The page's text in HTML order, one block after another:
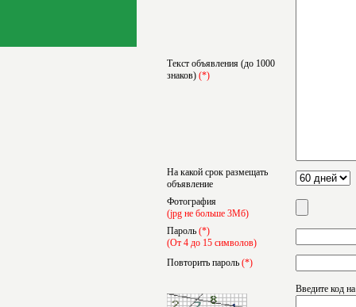
Текст объявления (до 1000
знаков) (*)
На какой срок размещать
объявление
Фотография
(jpg не больше 3Мб)
Пароль (*)
(От 4 до 15 символов)
Повторить пароль (*)
Введите код